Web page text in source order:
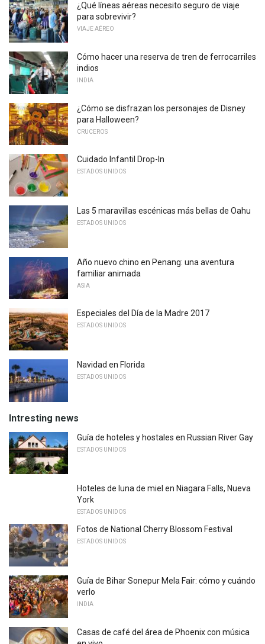
¿Qué líneas aéreas necesito seguro de viaje
para sobrevivir?
VIAJE AÉREO
Cómo hacer una reserva de tren de ferrocarriles
indios
INDIA
¿Cómo se disfrazan los personajes de Disney
para Halloween?
CRUCEROS
Cuidado Infantil Drop-In
ESTADOS UNIDOS
Las 5 maravillas escénicas más bellas de Oahu
ESTADOS UNIDOS
Año nuevo chino en Penang: una aventura
familiar animada
ASIA
Especiales del Día de la Madre 2017
ESTADOS UNIDOS
Navidad en Florida
ESTADOS UNIDOS
Intresting news
Guía de hoteles y hostales en Russian River Gay
ESTADOS UNIDOS
Hoteles de luna de miel en Niagara Falls, Nueva
York
ESTADOS UNIDOS
Fotos de National Cherry Blossom Festival
ESTADOS UNIDOS
Guía de Bihar Sonepur Mela Fair: cómo y cuándo
verlo
INDIA
Casas de café del área de Phoenix con música